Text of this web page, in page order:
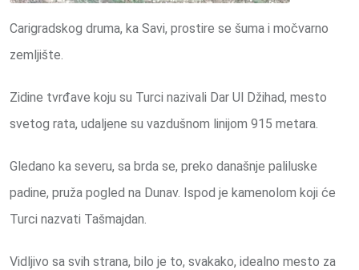
Carigradskog druma, ka Savi, prostire se šuma i močvarno
zemljište.
Zidine tvrđave koju su Turci nazivali Dar Ul Džihad, mesto
svetog rata, udaljene su vazdušnom linijom 915 metara.
Gledano ka severu, sa brda se, preko današnje paliluske
padine, pruža pogled na Dunav. Ispod je kamenolom koji će
Turci nazvati Tašmajdan.
Vidljivo sa svih strana, bilo je to, svakako, idealno mesto za